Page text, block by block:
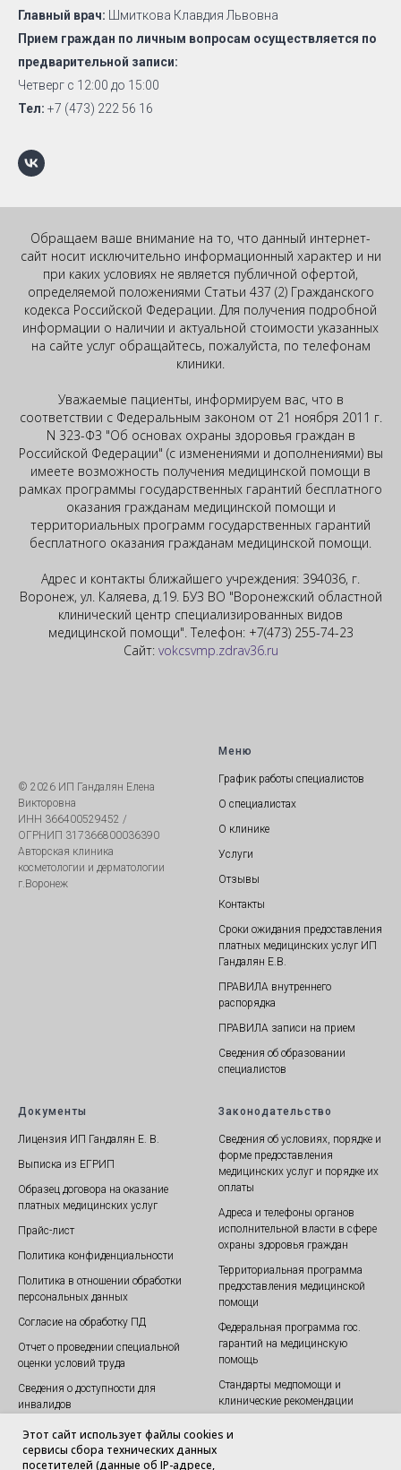
Главный врач: Шмиткова Клавдия Львовна
Прием граждан по личным вопросам осуществляется по
предварительной записи:
Четверг с 12:00 до 15:00
Тел: +7 (473) 222 56 16
Обращаем ваше внимание на то, что данный интернет-
сайт носит исключительно информационный характер и ни
при каких условиях не является публичной офертой,
определяемой положениями Статьи 437 (2) Гражданского
кодекса Российской Федерации. Для получения подробной
информации о наличии и актуальной стоимости указанных
на сайте услуг обращайтесь, пожалуйста, по телефонам
клиники.
Уважаемые пациенты, информируем вас, что в
соответствии с Федеральным законом от 21 ноября 2011 г.
N 323-ФЗ "Об основах охраны здоровья граждан в
Российской Федерации" (с изменениями и дополнениями) вы
имеете возможность получения медицинской помощи в
рамках программы государственных гарантий бесплатного
оказания гражданам медицинской помощи и
территориальных программ государственных гарантий
бесплатного оказания гражданам медицинской помощи.
Адрес и контакты ближайшего учреждения: 394036, г.
Воронеж, ул. Каляева, д.19. БУЗ ВО "Воронежский областной
клинический центр специализированных видов
медицинской помощи". Телефон: +7(473) 255-74-23
Сайт: vokcsvmp.zdrav36.ru
© 2026 ИП Гандалян Елена
Викторовна
ИНН 366400529452 /
ОГРНИП 317366800036390
Авторская клиника
косметологии и дерматологии
г.Воронеж
Меню
График работы специалистов
О специалистах
О клинике
Услуги
Отзывы
Контакты
Сроки ожидания предоставления
платных медицинских услуг ИП
Гандалян Е.В.
ПРАВИЛА внутреннего
распорядка
ПРАВИЛА записи на прием
Сведения об образовании
специалистов
Документы
Лицензия ИП Гандалян Е. В.
Выписка из ЕГРИП
Образец договора на оказание
платных медицинских услуг
Прайс-лист
Политика конфиденциальности
Политика в отношении обработки
персональных данных
Согласие на обработку ПД
Отчет о проведении специальной
оценки условий труда
Сведения о доступности для
инвалидов
Санитарно-эпидемиологическое
заключение
Законодательство
Сведения об условиях, порядке и
форме предоставления
медицинских услуг и порядке их
оплаты
Адреса и телефоны органов
исполнительной власти в сфере
охраны здоровья граждан
Территориальная программа
предоставления медицинской
помощи
Федеральная программа гос.
гарантий на медицинскую
помощь
Стандарты медпомощи и
клинические рекомендации
Этот сайт использует файлы cookies и
сервисы сбора технических данных
посетителей (данные об IP-адресе,